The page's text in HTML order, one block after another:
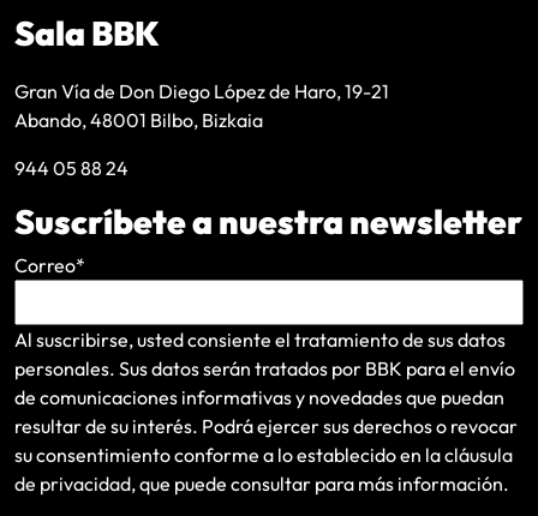
Sala BBK
Gran Vía de Don Diego López de Haro, 19-21
Abando, 48001 Bilbo, Bizkaia
944 05 88 24
Suscríbete a nuestra newsletter
Correo*
Al suscribirse, usted consiente el tratamiento de sus datos
personales. Sus datos serán tratados por BBK para el envío
de comunicaciones informativas y novedades que puedan
resultar de su interés. Podrá ejercer sus derechos o revocar
su consentimiento conforme a lo establecido en lacláusula
de privacidad, que puede consultar para más información.